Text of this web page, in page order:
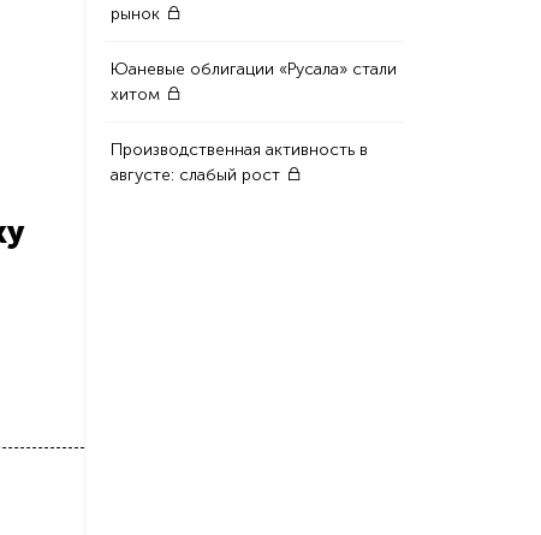
рынок
Юаневые облигации «Русала» стали
хитом
Производственная активность в
августе: слабый рост